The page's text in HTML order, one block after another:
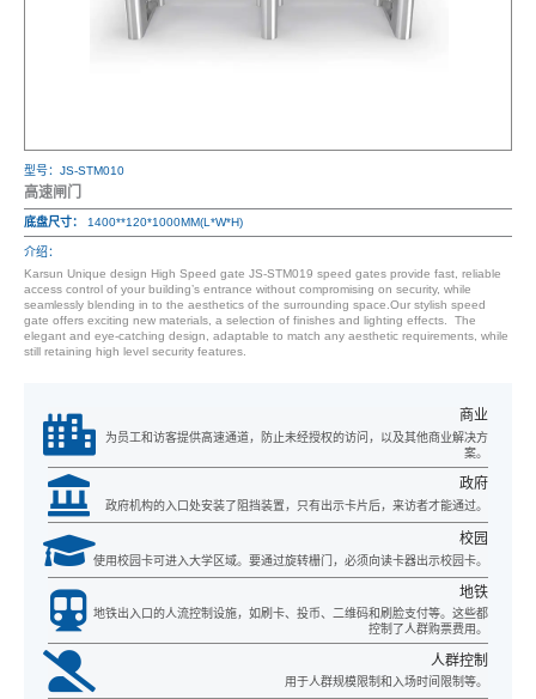
型号：JS-STM010
高速闸门
底盘尺寸： 1400**120*1000MM(L*W*H)
介绍：
Karsun Unique design High Speed gate JS-STM019 speed gates provide fast, reliable
access control of your building’s entrance without compromising on security, while
seamlessly blending in to the aesthetics of the surrounding space.Our stylish speed
gate offers exciting new materials, a selection of finishes and lighting effects. The
elegant and eye-catching design, adaptable to match any aesthetic requirements, while
still retaining high level security features.
商业
为员工和访客提供高速通道，防止未经授权的访问，以及其他商业解决方
案。
政府
政府机构的入口处安装了阻挡装置，只有出示卡片后，来访者才能通过。
校园
使用校园卡可进入大学区域。要通过旋转栅门，必须向读卡器出示校园卡。
地铁
地铁出入口的人流控制设施，如刷卡、投币、二维码和刷脸支付等。这些都
控制了人群购票费用。
人群控制
用于人群规模限制和入场时间限制等。